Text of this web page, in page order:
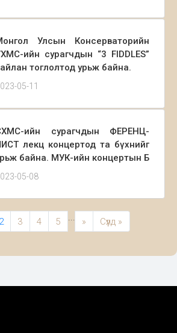
анх удаа тоглогдох бол
зохиолчдын, тэр дундаа
үеийн мэргэжлийн
зохиолчдын тоглогдож
зохиол бүтээлүүд
Улсын Консерваторийн
ийн сурагчдын “3 FIDDLES”
тоглолтод урьж байна.
05-11
ийн сурагчдын ФЕРЕНЦ-
лекц концертод та бүхнийг
байна. МУК-ийн концертын Б
2023.05.09-ны 17:30 цагт
05-08
2 3 4 5 ... » Сүүлд »